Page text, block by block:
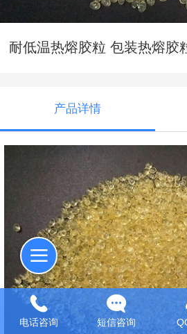
耐低温热熔胶粒 包装热熔胶
产品详情
电话咨询 短信咨询